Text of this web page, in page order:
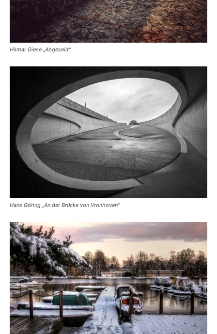
Hilmar Giese „Abgeseilt“
Hans Göring „An der Brücke von Vronhoven“